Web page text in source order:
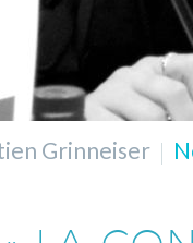
Grinneiser